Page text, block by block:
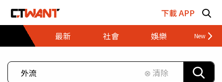
下載 APP
最新
社會 娛樂 財經
⊗ 清除